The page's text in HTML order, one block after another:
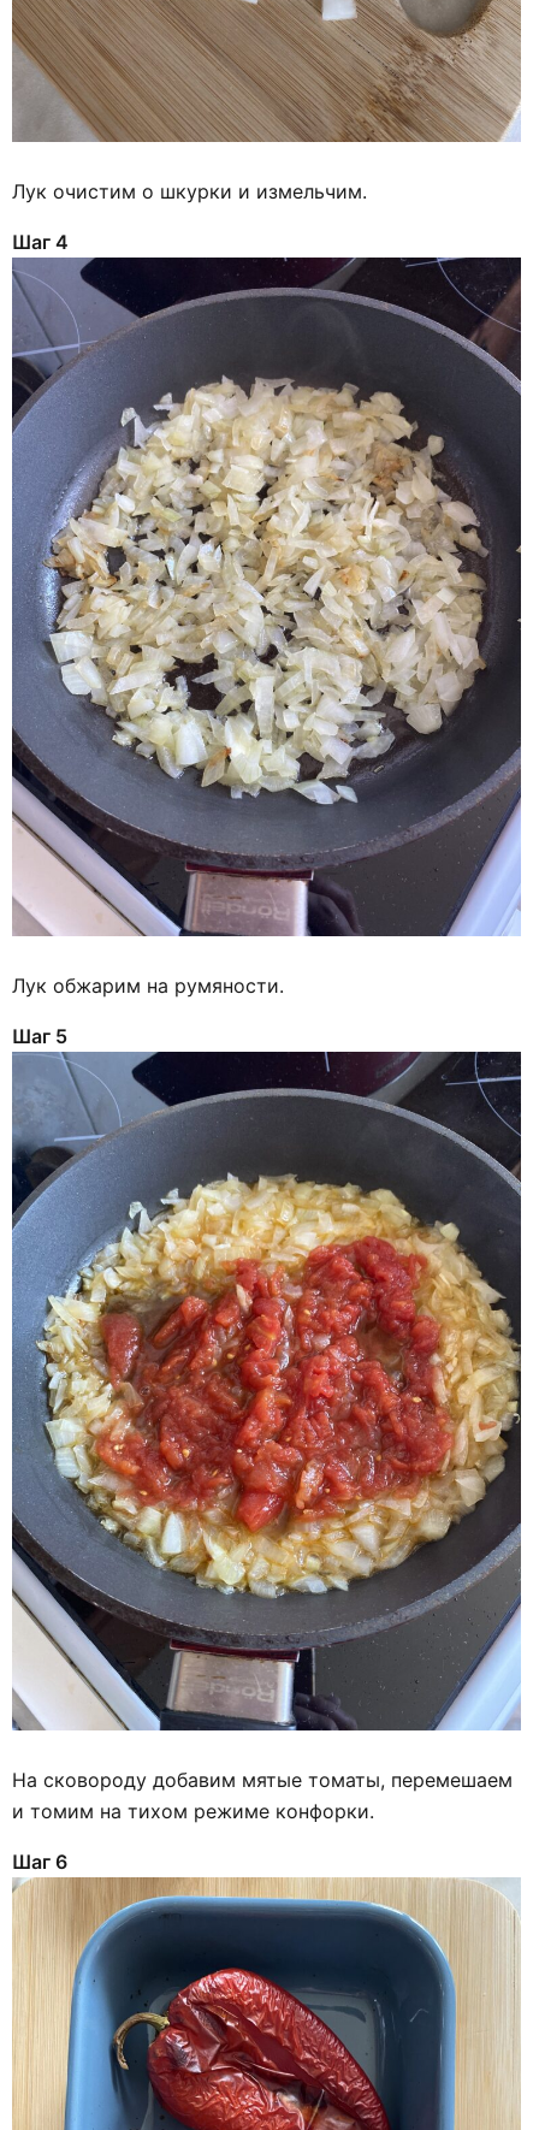
Лук очистим о шкурки и измельчим.
Шаг 4
Лук обжарим на румяности.
Шаг 5
На сковороду добавим мятые томаты, перемешаем
и томим на тихом режиме конфорки.
Шаг 6